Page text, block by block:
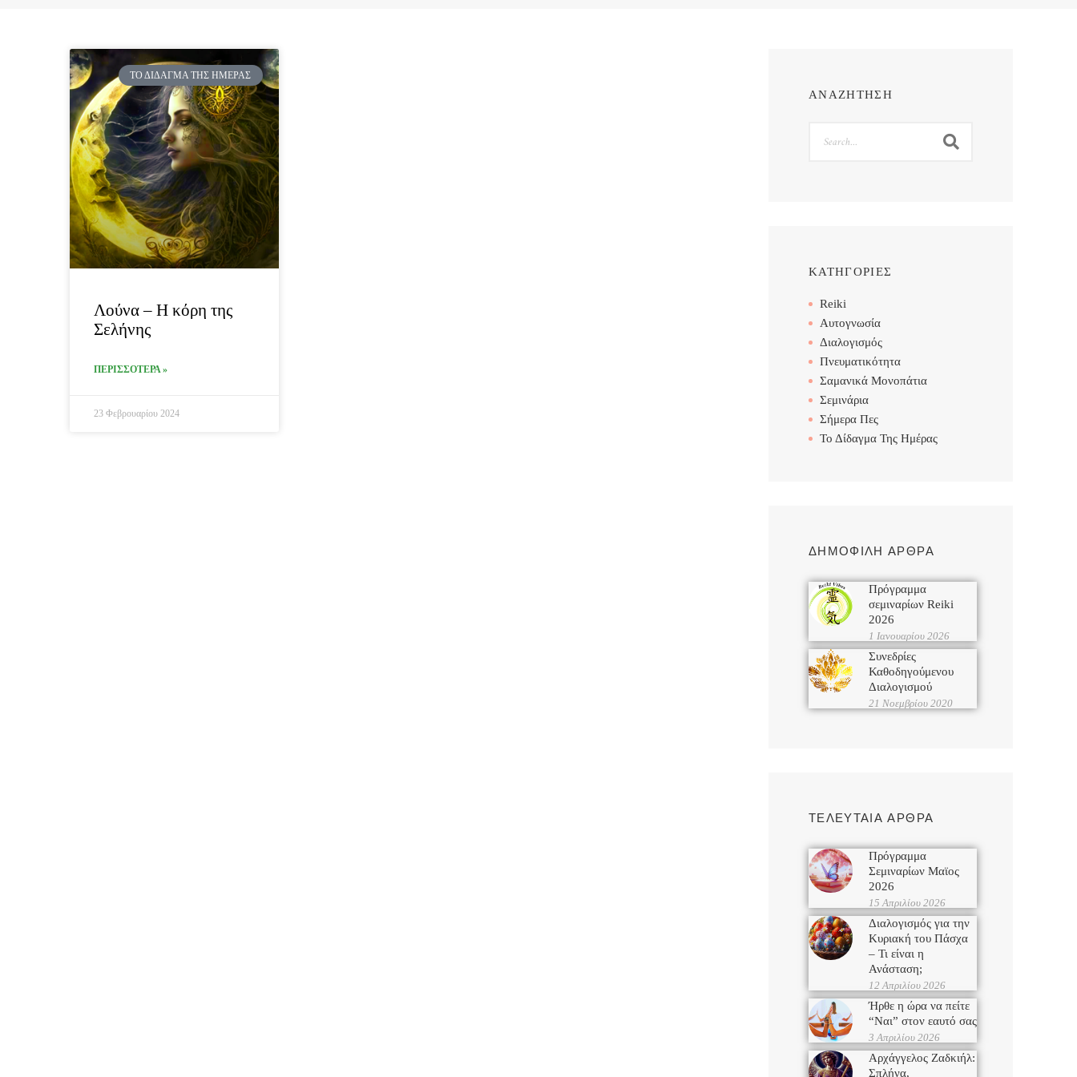
ΤΟ ΔΊΔΑΓΜΑ ΤΗΣ ΗΜΈΡΑΣ
Λούνα – Η κόρη της
Σελήνης
ΠΕΡΙΣΣΟΤΕΡΑ »
23 Φεβρουαρίου 2024
ΑΝΑΖΗΤΗΣΗ
ΚΑΤΗΓΟΡΙΕΣ
Reiki
Αυτογνωσία
Διαλογισμός
Πνευματικότητα
Σαμανικά Μονοπάτια
Σεμινάρια
Σήμερα Πες
Το Δίδαγμα Της Ημέρας
ΔΗΜΟΦΙΛΗ ΑΡΘΡΑ
Πρόγραμμα
σεμιναρίων Reiki
2026
1 Ιανουαρίου 2026
Συνεδρίες
Καθοδηγούμενου
Διαλογισμού
21 Νοεμβρίου 2020
ΤΕΛΕΥΤΑΙΑ ΑΡΘΡΑ
Πρόγραμμα
Σεμιναρίων Μαϊος
2026
15 Απριλίου 2026
Διαλογισμός για την
Κυριακή του Πάσχα
– Τι είναι η
Ανάσταση;
12 Απριλίου 2026
Ήρθε η ώρα να πείτε
“Ναι” στον εαυτό σας
3 Απριλίου 2026
Αρχάγγελος Ζαδκιήλ:
Σπλήνα,